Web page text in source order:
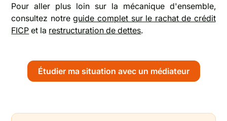
Pour aller plus loin sur la mécanique d'ensemble,
consultez notreguide complet sur le rachat de crédit
FICP et la restructuration de dettes.
Étudier ma situation avec un médiateur